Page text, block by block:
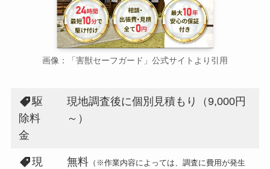
画像：「害獣セーフガード」公式サイトより引用
駆
除料
金
現地調査後に個別見積もり（9,000円
～）
現
無料 （※作業内容によっては、調査に費用が発生